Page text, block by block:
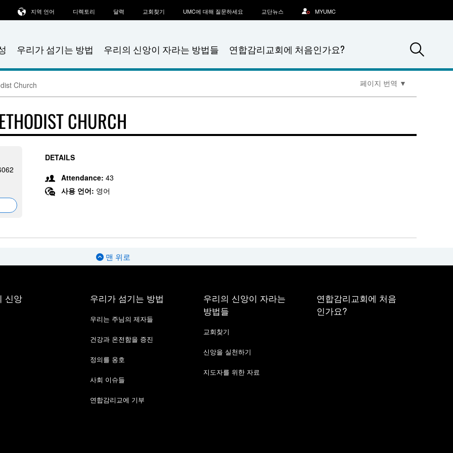
우리가 섬기는 방법 우리의 신앙이 자라는 방법들 연합감리교회에 처음인가요?
지역 언어 디렉토리 달력 교회찾기 UMC에 대해 질문하세요 교단뉴스 MYUMC
Church 페이지 번역 ▼
CHURCH
DETAILS
Attendance: 43
사용 언어: 영어
맨 위로
신앙 우리가 섬기는 방법
우리는 주님의 제자들
건강과 온전함을 증진
정의를 옹호
사회 이슈들
연합감리교에 기부
우리의 신앙이 자라는
방법들
교회찾기
신앙을 실천하기
지도자를 위한 자료
연합감리교회에 처음
인가요?